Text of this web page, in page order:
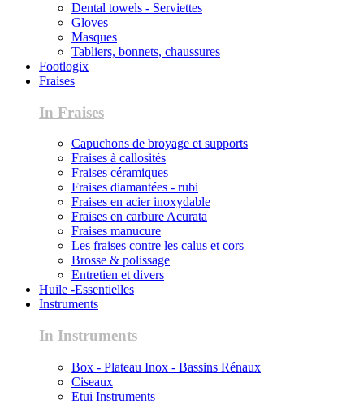
Dental towels - Serviettes
Gloves
Masques
Tabliers, bonnets, chaussures
Footlogix
Fraises
In Fraises
Capuchons de broyage et supports
Fraises à callosités
Fraises céramiques
Fraises diamantées - rubi
Fraises en acier inoxydable
Fraises en carbure Acurata
Fraises manucure
Les fraises contre les calus et cors
Brosse & polissage
Entretien et divers
Huile -Essentielles
Instruments
In Instruments
Box - Plateau Inox - Bassins Rénaux
Ciseaux
Etui Instruments